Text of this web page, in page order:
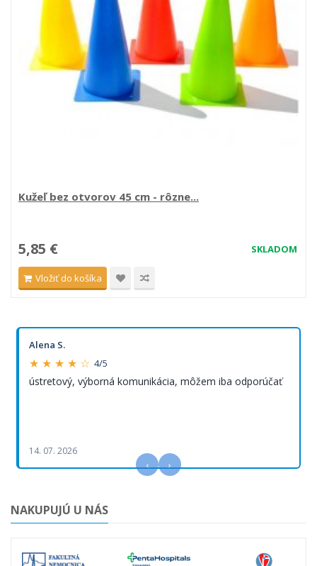
Kužeľ bez otvorov 45 cm - rôzne...
SKLADOM
5,85 €
Vložiť do košíka
Alena S.
★ ★ ★ ★ ☆ 4/5
ústretový, výborná komunikácia, môžem iba odporúčať
14. 07. 2026
‹ ›
NAKUPUJÚ U NÁS